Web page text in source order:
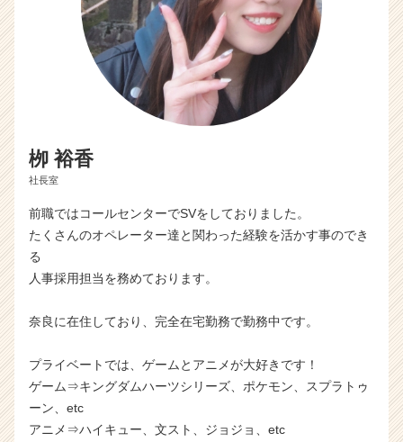
栁 裕香
社長室
前職ではコールセンターでSVをしておりました。
たくさんのオペレーター達と関わった経験を活かす事のでき
る
人事採用担当を務めております。
奈良に在住しており、完全在宅勤務で勤務中です。
プライベートでは、ゲームとアニメが大好きです！
ゲーム⇒キングダムハーツシリーズ、ポケモン、スプラトゥ
ーン、etc
アニメ⇒ハイキュー、文スト、ジョジョ、etc